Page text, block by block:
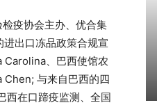
疫协会主办、优合集
出口冻品政策合规宣
Carolina、巴西使馆农
Chen; 与来自巴西的四
西在口蹄疫监测、全国